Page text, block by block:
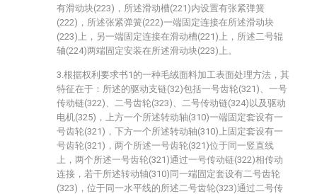
有滑动块(223)，所述滑动槽(221)内设置有张紧弹簧
(222)，所述张紧弹簧(222)一端固定连接在所述滑动块
(223)上，另一端固定连接在滑动槽(221)上，所述二号辊
轴(224)两端固定安装在所述滑动块(223)上。
3.根据权利要求书1的一种毛绒面料加工表面处理方法，其
特征在于：所述的驱动支链(32)包括一号齿轮(321)、一号
传动链(322)、二号齿轮(323)、二号传动链(324)以及驱动
电机(325)，上方一个所述转动轴(310)一端固定套设有一
号齿轮(321)，下方一个所述转动轴(310)上固定套设有一
号齿轮(321)，两个所述一号齿轮(321)位于同一竖直线
上，两个所述一号齿轮(321)通过一号传动链(322)相传动
连接，若干所述转动轴(310)同一端固定套设有二号齿轮
(323)，位于同一水平线的所述二号齿轮(323)通过二号传